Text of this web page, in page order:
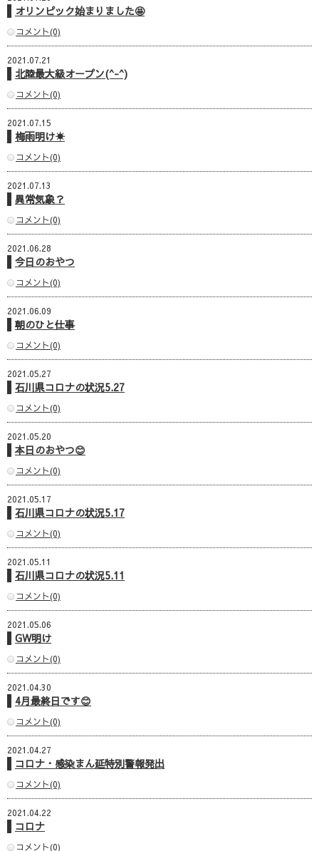
オリンピック始まりました🤩
コメント(0)
2021.07.21
北陸最大級オープン(^-^)
コメント(0)
2021.07.15
梅雨明け☀
コメント(0)
2021.07.13
異常気象？
コメント(0)
2021.06.28
今日のおやつ
コメント(0)
2021.06.09
朝のひと仕事
コメント(0)
2021.05.27
石川県コロナの状況5.27
コメント(0)
2021.05.20
本日のおやつ😊
コメント(0)
2021.05.17
石川県コロナの状況5.17
コメント(0)
2021.05.11
石川県コロナの状況5.11
コメント(0)
2021.05.06
GW明け
コメント(0)
2021.04.30
4月最終日です😊
コメント(0)
2021.04.27
コロナ・感染まん延特別警報発出
コメント(0)
2021.04.22
コロナ
コメント(0)